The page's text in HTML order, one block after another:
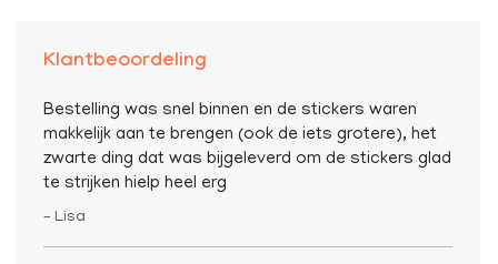
Klantbeoordeling
Bestelling was snel binnen en de stickers waren
makkelijk aan te brengen (ook de iets grotere), het
zwarte ding dat was bijgeleverd om de stickers glad
te strijken hielp heel erg
– Lisa